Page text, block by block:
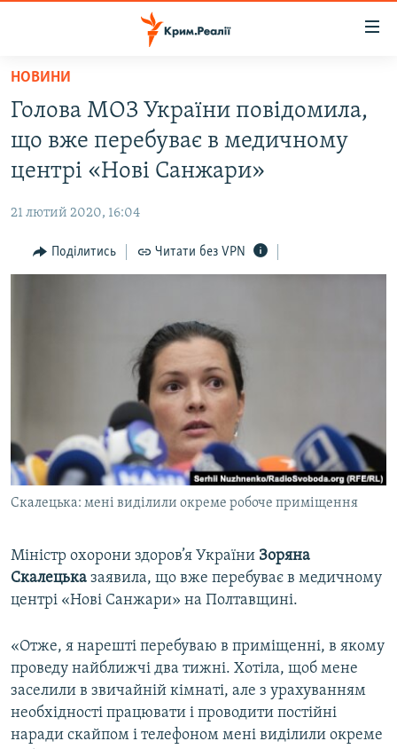
Перейти
основного
матеріалу
до
основної
Перейти
до
ВІДЕО ТА ФОТО
БЛОГИ
ПОГЛЯД
ВІДЕОУРОКИ «ELIFBE»
СВІДЧЕННЯ ОКУПАЦІЇ
УКРАЇНСЬКА ПРОБЛЕМА КРИМУ
ІНФОГРАФІКА
ЯК ОБІЙТИ БЛОКУВАННЯ
Qırımtatar
ДОЛУЧАЙСЯ!
Усі сайти RFE/RL
НОВИНИ
Голова МОЗ України повідомила,
що вже перебуває в медичному
центрі «Нові Санжари»
21 лютий 2020, 16:04
Поділитись Читати без VPN
Скалецька: мені виділили окреме робоче приміщення
Міністр охорони здоров’я України Зоряна
Скалецька заявила, що вже перебуває в медичному
центрі «Нові Санжари» на Полтавщині.
«Отже, я нарешті перебуваю в приміщенні, в якому
проведу найближчі два тижні. Хотіла, щоб мене
заселили в звичайній кімнаті, але з урахуванням
необхідності працювати і проводити постійні
наради скайпом і телефоном мені виділили окреме